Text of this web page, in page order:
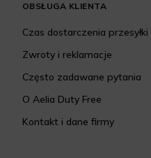
OBSŁUGA KLIENTA
Czas dostarczenia przesyłki
Zwroty i reklamacje
Często zadawane pytania
O Aelia Duty Free
Kontakt i dane firmy